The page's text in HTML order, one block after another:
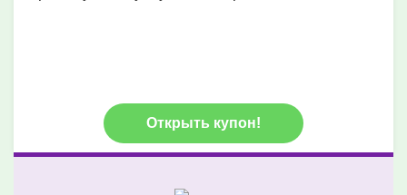
Открыть купон!